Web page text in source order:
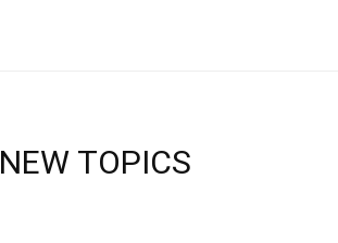
NEW TOPICS